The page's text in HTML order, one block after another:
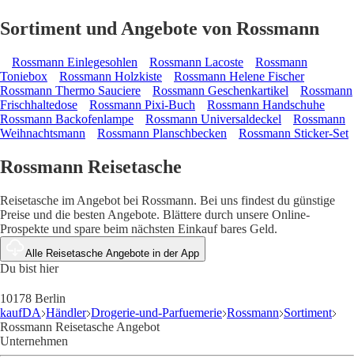
Sortiment und Angebote von Rossmann
Rossmann Einlegesohlen Rossmann Lacoste
Rossmann
Toniebox
Rossmann Holzkiste
Rossmann Helene Fischer
Rossmann Thermo Sauciere
Rossmann Geschenkartikel
Rossmann
Frischhaltedose
Rossmann Pixi-Buch
Rossmann Handschuhe
Rossmann Backofenlampe
Rossmann Universaldeckel
Rossmann
Weihnachtsmann
Rossmann Planschbecken Rossmann Sticker-Set
Rossmann Reisetasche
Reisetasche im Angebot bei Rossmann. Bei uns findest du günstige
Preise und die besten Angebote. Blättere durch unsere Online-
Prospekte und spare beim nächsten Einkauf bares Geld.
Alle Reisetasche Angebote in der App
Du bist hier
10178 Berlin
kaufDA Händler Drogerie-und-Parfuemerie Rossmann Sortiment
Rossmann Reisetasche Angebot
Unternehmen